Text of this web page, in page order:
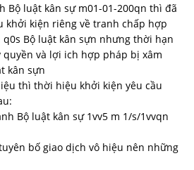
luật kân sự m01-01-200qn thì đã
khởi kiện riêng về tranh chấp hợp
Bộ luật kân sựn nhưng thời hạn
quyền và lợi ich hợp pháp bị xâm
kân sựn
thì thời hiệu khởi kiện yêu cầu
Bộ luật kân sự 1vv5 m 1/s/1vvqn
bố giao dịch vô hiệu nên những